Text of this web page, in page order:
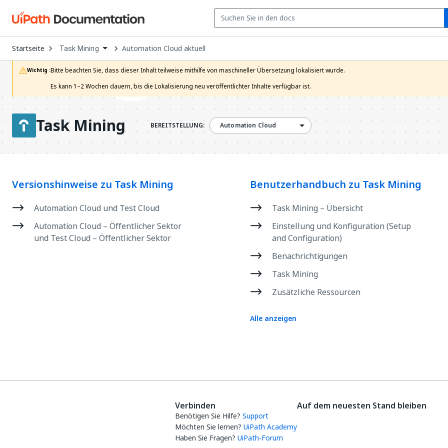
Startseite Open
Dropdown
to
choose
product
Task Mining Automation Cloud aktuell
Wichtig :Bitte beachten Sie, dass dieser Inhalt teilweise mithilfe von maschineller Übersetzung lokalisiert wurde.
Es kann 1–2 Wochen dauern, bis die Lokalisierung neu veröffentlichter Inhalte verfügbar ist.
Task Mining BEREITSTELLUNG: Automation Cloud
Versionshinweise zu Task Mining
Automation Cloud und Test Cloud
Automation Cloud – Öffentlicher Sektor
und Test Cloud – Öffentlicher Sektor
Benutzerhandbuch zu Task Mining
Task Mining – Übersicht
Einstellung und Konfiguration (Setup
and Configuration)
Benachrichtigungen
Task Mining
Zusätzliche Ressourcen
Alle anzeigen
Verbinden
Benötigen Sie Hilfe? Support
Möchten Sie lernen? UiPath Academy
Haben Sie Fragen? UiPath-Forum
Auf dem neuesten Stand bleiben